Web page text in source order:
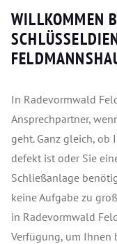
WILLKOMMEN
In Radevormwald
Ansprechpartner,
geht. Ganz gleich, ob
defekt ist oder Sie
Schließanlage
keine Aufgabe zu
in Radevormwald
Verfügung, um Ihnen